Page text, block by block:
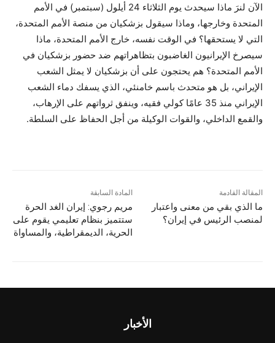
الآن لنرَ ماذا سيحدث يوم الثلاثاء 24 أيلول (سبتمبر) في الأمم
المتحدة وخارجها، وماذا سيقول بزشكيان من منصة الأمم المتحدة،
التي لا يستحقها؟ في الوقت نفسه، خارج الأمم المتحدة، ماذا
سيصرخ الإيرانيون الغاضبون بتظاهراتهم ضد حضور بزشكيان في
الأمم المتحدة؟ هم يحتجون على أن بزشكيان لا يمثل الشعب
الإيراني، بل هو متحدث باسم خامنئي، الذي يسفك دماء الشعب
الإيراني منذ 35 عامًا كولي فقيه، وينفق ثرواتهم على الإرهاب،
والقمع الداخلي، والقوات الوكيلة من أجل الحفاظ على السلطة.
المادة السابقة
مريم رجوي: إيران الغد الحرة
ستتميز بنظام تعليمي يقوم على
الحرية، الديمقراطية، والمساواة
المقالة القادمة
ما الذي بقي من معنى واعتبار
لمنصب الرئيس في إيران؟
الأخبار